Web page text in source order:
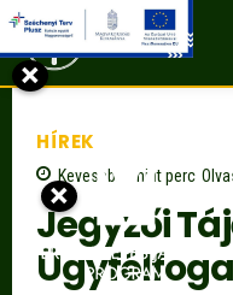
HÍREK
Kevesebb, mintperc
Jegyzői
×
×